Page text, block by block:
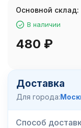
Основной склад:
В наличии
480 ₽
Доставка
Для города:
Способ